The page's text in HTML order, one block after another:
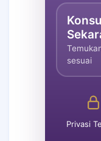
sesuai
Privasi